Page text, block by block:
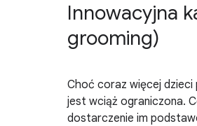
Innowacyjna
grooming)
Choć coraz więcej dzieci
jest wciąż ograniczona.
dostarczenie im